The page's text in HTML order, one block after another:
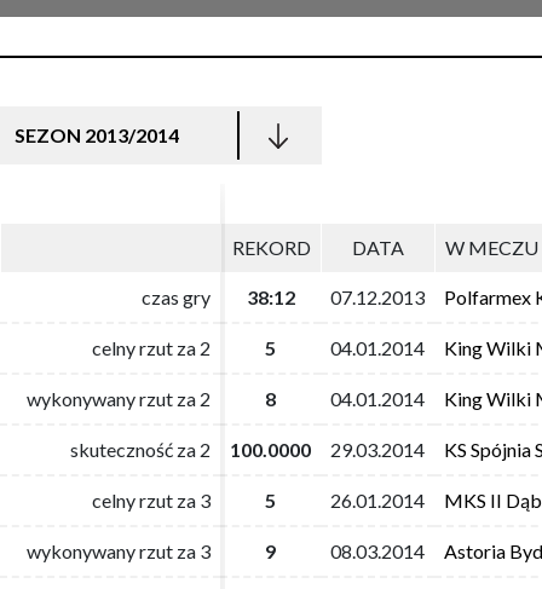
SEZON 2013/2014
REKORD DATA W MECZU
czas gry 38:12 07.12.2013 Polfarmex
celny rzut za 2 5 04.01.2014 King Wilki
wykonywany rzut za 2 8 04.01.2014 King Wilki
skuteczność za 2 100.0000 29.03.2014 KS Spójnia
celny rzut za 3 5 26.01.2014 MKS II
wykonywany rzut za 3 9 08.03.2014 Astoria
REKORD DATA W MECZU
czas gry 38:12 07.12.2013 Polfarmex
celny rzut za 2 5 04.01.2014 King Wilki
wykonywany rzut za 2 8 04.01.2014 King Wilki
skuteczność za 2 100.0000 29.03.2014 KS Spójnia
celny rzut za 3 5 26.01.2014 MKS II
wykonywany rzut za 3 9 08.03.2014 Astoria